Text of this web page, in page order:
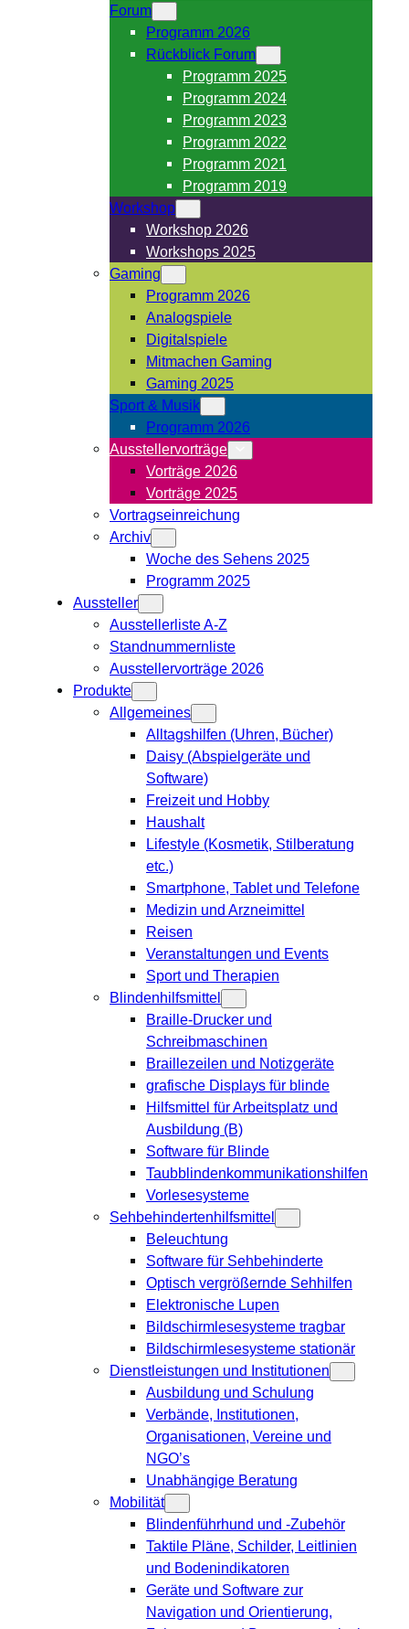
Forum
Programm 2026
Rückblick Forum
Programm 2025
Programm 2024
Programm 2023
Programm 2022
Programm 2021
Programm 2019
Workshop
Workshop 2026
Workshops 2025
Gaming
Programm 2026
Analogspiele
Digitalspiele
Mitmachen Gaming
Gaming 2025
Sport & Musik
Programm 2026
Ausstellervorträge
Vorträge 2026
Vorträge 2025
Vortragseinreichung
Archiv
Woche des Sehens 2025
Programm 2025
Aussteller
Ausstellerliste A-Z
Standnummernliste
Ausstellervorträge 2026
Produkte
Allgemeines
Alltagshilfen (Uhren, Bücher)
Daisy (Abspielgeräte und
Software)
Freizeit und Hobby
Haushalt
Lifestyle (Kosmetik, Stilberatung
etc.)
Smartphone, Tablet und Telefone
Medizin und Arzneimittel
Reisen
Veranstaltungen und Events
Sport und Therapien
Blindenhilfsmittel
Braille-Drucker und
Schreibmaschinen
Braillezeilen und Notizgeräte
grafische Displays für blinde
Hilfsmittel für Arbeitsplatz und
Ausbildung (B)
Software für Blinde
Taubblindenkommunikationshilfen
Vorlesesysteme
Sehbehindertenhilfsmittel
Beleuchtung
Software für Sehbehinderte
Optisch vergrößernde Sehhilfen
Elektronische Lupen
Bildschirmlesesysteme tragbar
Bildschirmlesesysteme stationär
Dienstleistungen und Institutionen
Ausbildung und Schulung
Verbände, Institutionen,
Organisationen, Vereine und
NGO’s
Unabhängige Beratung
Mobilität
Blindenführhund und -Zubehör
Taktile Pläne, Schilder, Leitlinien
und Bodenindikatoren
Geräte und Software zur
Navigation und Orientierung,